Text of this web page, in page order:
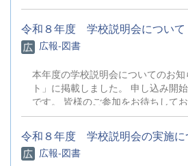
勝ち進み8月に京都で行われるイン
に出場することが決まりました。 は
真近でみるボクシングは想像よりも
るものでした。入部するまで関わる
ルなどを少しずつ理解できるように
ることがとても嬉しいです。 また
イ予選の日は今まで部活を支えてく
3年生の最後の大会でした。 4月か
ヶ月間で、大会が次々と行われ、忙
となりましたが、その分多くのこと
頂きました。マネージャーさんは3年
令和８年度 学校説明会について
広報-図書
本年度の学校説明会についてのお
ト」に掲載しました。 申し込み開
です。 皆様のご参加をお待ちして
について
令和８年度 学校説明会の実施に
広報-図書